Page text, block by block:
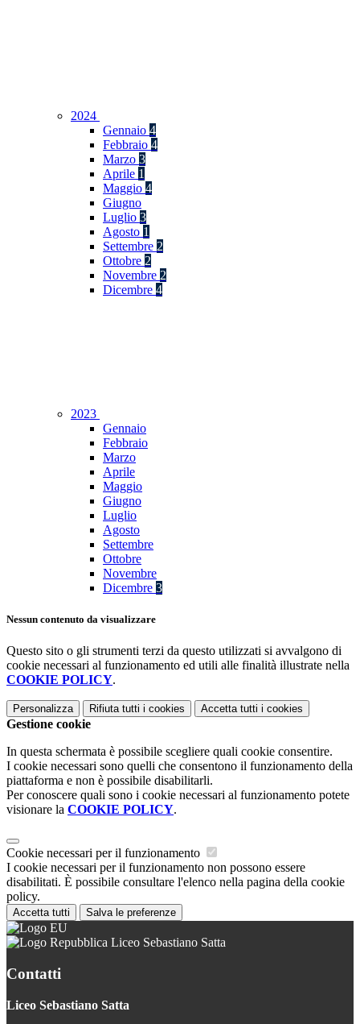
2024
Gennaio 4
Febbraio 4
Marzo 3
Aprile 1
Maggio 4
Giugno
Luglio 3
Agosto 1
Settembre 2
Ottobre 2
Novembre 2
Dicembre 4
2023
Gennaio
Febbraio
Marzo
Aprile
Maggio
Giugno
Luglio
Agosto
Settembre
Ottobre
Novembre
Dicembre 3
Nessun contenuto da visualizzare
Questo sito o gli strumenti terzi da questo utilizzati si avvalgono di
cookie necessari al funzionamento ed utili alle finalità illustrate nella
COOKIE POLICY.
Personalizza Rifiuta tutti i cookies Accetta tutti i cookies
Gestione cookie
In questa schermata è possibile scegliere quali cookie consentire.
I cookie necessari sono quelli che consentono il funzionamento della
piattaforma e non è possibile disabilitarli.
Per conoscere quali sono i cookie necessari al funzionamento potete
visionare la COOKIE POLICY.
Cookie necessari per il funzionamento
I cookie necessari per il funzionamento non possono essere
disabilitati. È possibile consultare l'elenco nella pagina della cookie
policy.
Accetta tutti Salva le preferenze
Liceo Sebastiano Satta
Contatti
Liceo Sebastiano Satta